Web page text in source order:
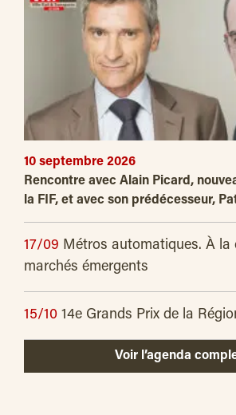
10 septembre 2026
Rencontre avec Alain Picard,
la FIF, et avec son prédécesseur,
17/09 Métros automatiques. À la
marchés émergents
15/10 14e Grands Prix de la
Voir l’agenda